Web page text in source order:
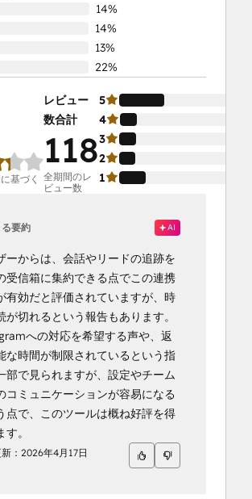
14%
14%
13%
22%
基づく
レビュー
数合計
118
全期間のレ
ビュー数
5
4
3
2
1
要約 AI
ーからは、会話やリードの追跡を
受信箱に集約できる点でこの連携
有効だと評価されていますが、時
が切れるという報告もあります。
への対応を希望する声や、返
な時間が制限されているという指
部で見られますが、設定やチーム
コミュニケーションが容易になる
点で、このツールは概ね好評を得
。
： 2026年4月17日